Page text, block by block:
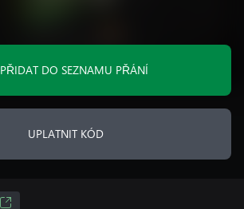
PŘIDAT DO SEZNAMU PŘÁNÍ
UPLATNIT KÓD